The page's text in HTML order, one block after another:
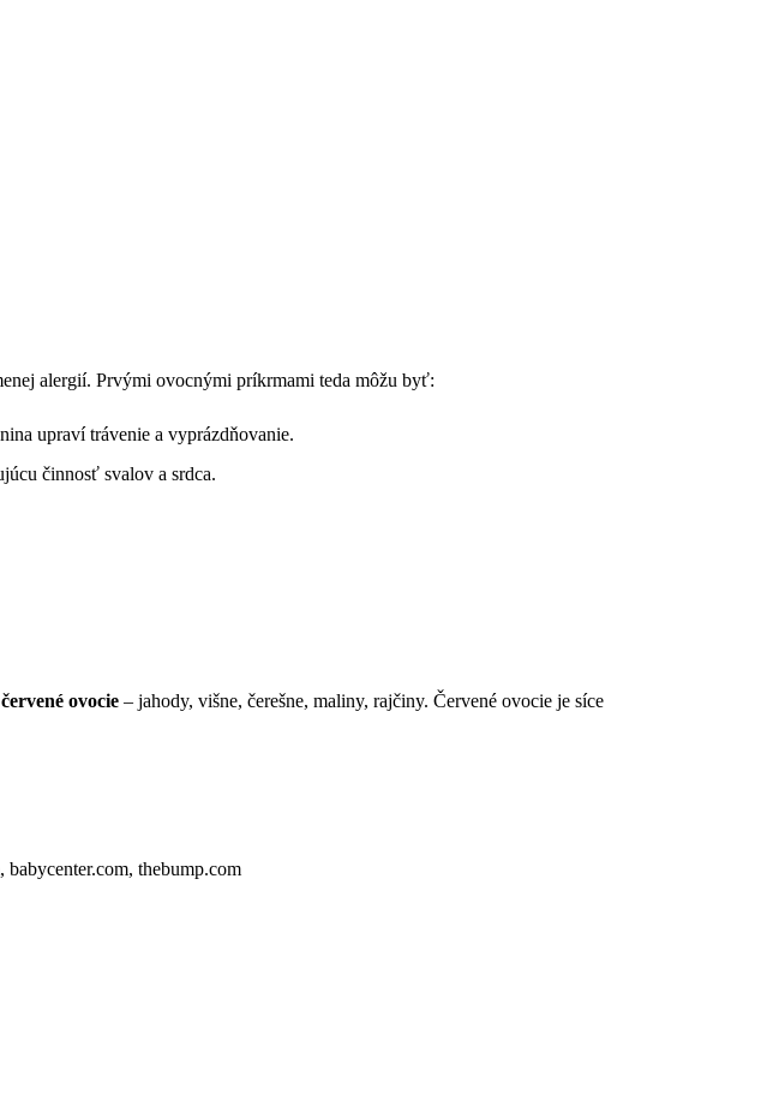
alergií. Prvými ovocnými príkrmami teda môžu byť:
upraví trávenie a vyprázdňovanie.
činnosť svalov a srdca.
červené ovocie – jahody, višne, čerešne, maliny, rajčiny. Červené ovocie je síce
thebump.com